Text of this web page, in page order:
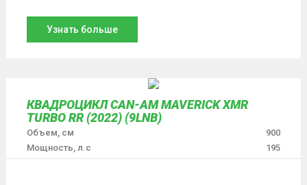
Узнать больше
КВАДРОЦИКЛ CAN-AM MAVERICK XMR
TURBO RR (2022) (9LNB)
Объем, см
900
Мощность, л.с
195